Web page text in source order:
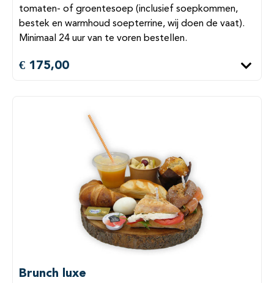
tomaten- of groentesoep (inclusief soepkommen,
bestek en warmhoud soepterrine, wij doen de vaat).
Minimaal 24 uur van te voren bestellen.
€ 175,00
Brunch luxe